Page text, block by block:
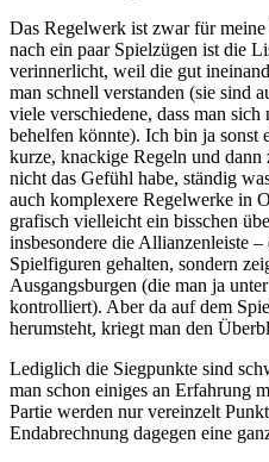
Das Regelwerk ist zwar für
nach ein paar Spielzügen ist die
verinnerlicht, weil die gut
man schnell verstanden (sie sind
viele verschiedene, dass man
behelfen könnte). Ich bin ja
kurze, knackige Regeln und
nicht das Gefühl habe, ständig
auch komplexere Regelwerke in
grafisch vielleicht ein bisschen
insbesondere die Allianzenleiste
Spielfiguren gehalten, sondern
Ausgangsburgen (die man ja
kontrolliert). Aber da auf dem
herumsteht, kriegt man den
Lediglich die Siegpunkte sind
man schon einiges an Erfahrung
Partie werden nur vereinzelt
Endabrechnung dagegen eine